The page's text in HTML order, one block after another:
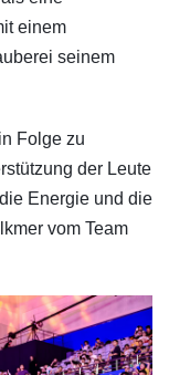
einem
seinem
Folge zu
der Leute
Energie und die
vom Team